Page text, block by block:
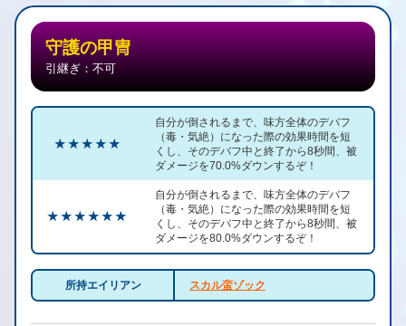
守護の甲冑
引継ぎ：不可
★ ★ ★ ★ ★
自分が倒されるまで、味方全体のデバフ
（毒・気絶）になった際の効果時間を短
くし、そのデバフ中と終了から8秒間、被
ダメージを70.0%ダウンするぞ！
★ ★ ★ ★ ★ ★
自分が倒されるまで、味方全体のデバフ
（毒・気絶）になった際の効果時間を短
くし、そのデバフ中と終了から8秒間、被
ダメージを80.0%ダウンするぞ！
所持エイリアン スカル蛮ゾック